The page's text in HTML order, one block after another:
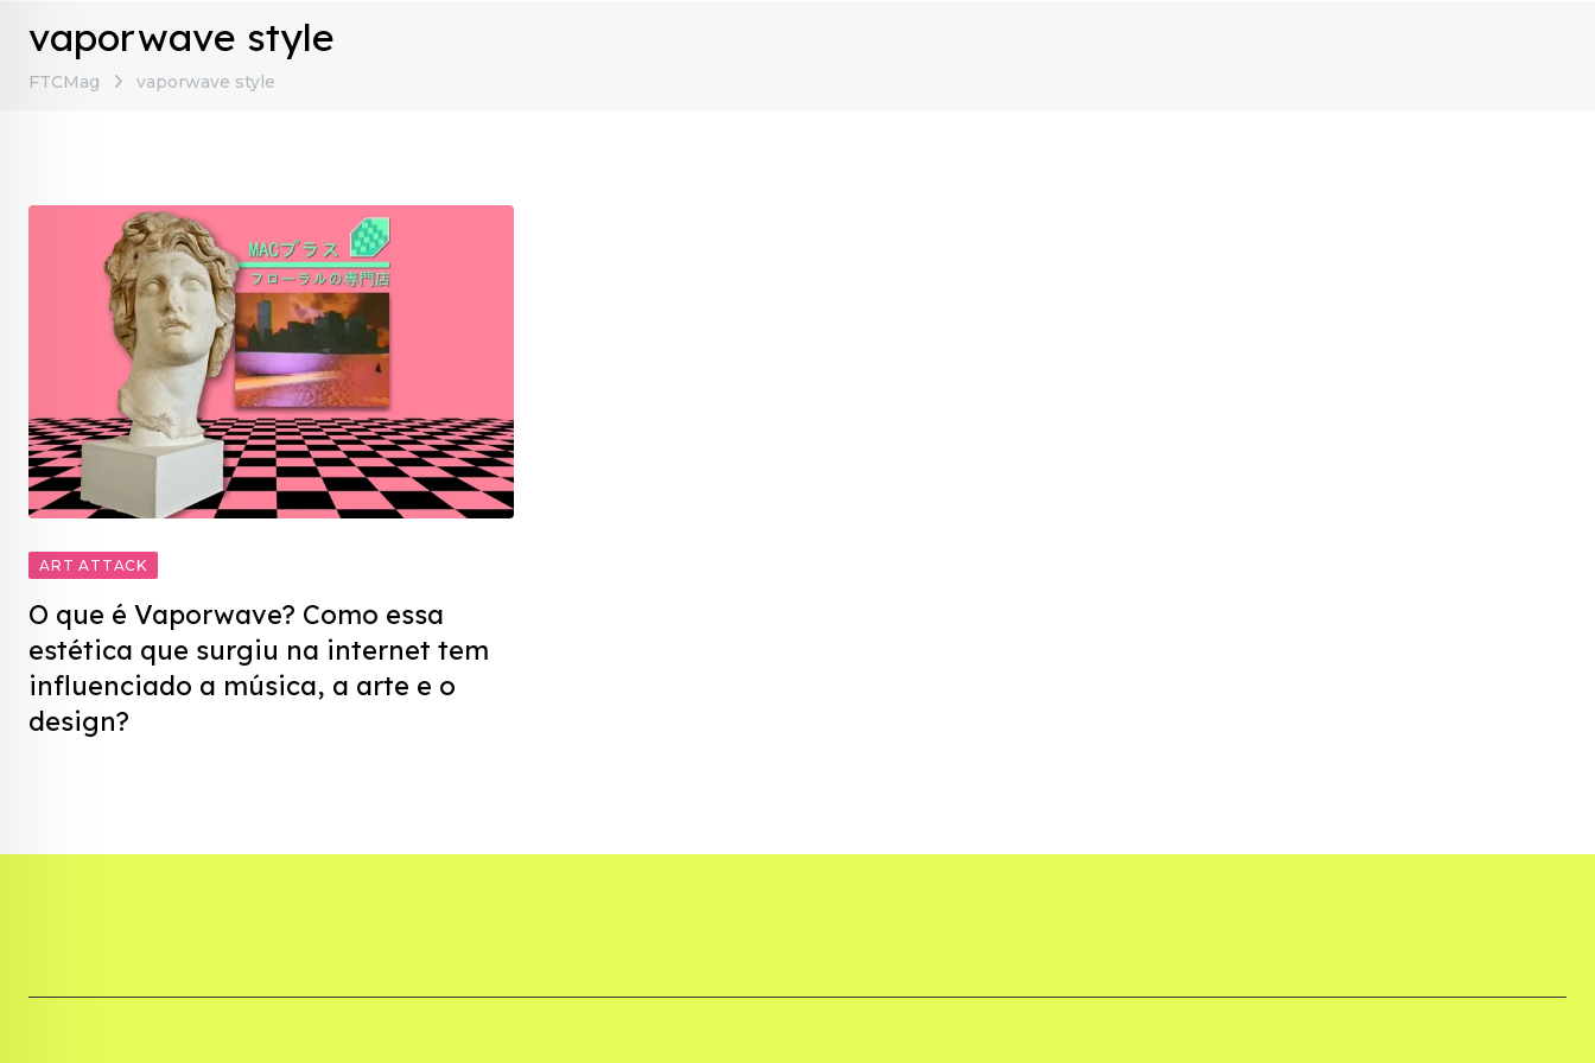
vaporwave style
FTCMag vaporwave style
ART ATTACK
O que é Vaporwave? Como essa
estética que surgiu na internet tem
influenciado a música, a arte e o
design?